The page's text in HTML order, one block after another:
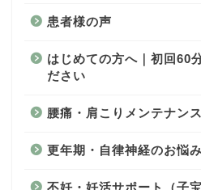
患者様の声
はじめての方へ｜初回60
ださい
腰痛・肩こりメンテナンス
更年期・自律神経のお悩
不妊・妊活サポート（子宝